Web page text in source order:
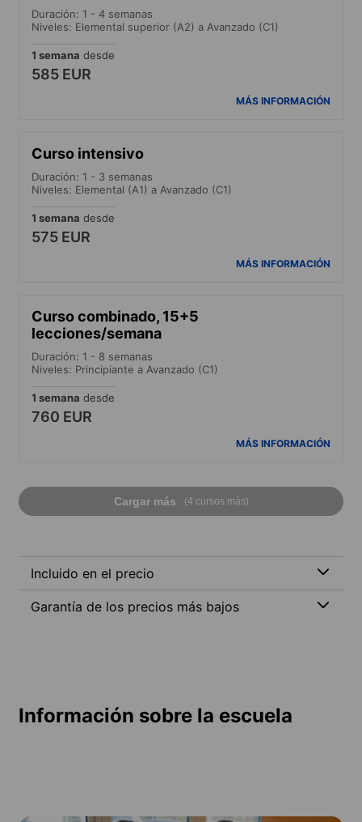
Duración: 1 - 4 semanas
Niveles: Elemental superior (A2) a Avanzado (C1)
1 semana desde
585 EUR
MÁS INFORMACIÓN
Curso intensivo
Duración: 1 - 3 semanas
Niveles: Elemental (A1) a Avanzado (C1)
1 semana desde
575 EUR
MÁS INFORMACIÓN
Curso combinado, 15+5
lecciones/semana
Duración: 1 - 8 semanas
Niveles: Principiante a Avanzado (C1)
1 semana desde
760 EUR
MÁS INFORMACIÓN
Cargar más (4 cursos más)
Incluido en el precio
Garantía de los precios más bajos
Información sobre la escuela